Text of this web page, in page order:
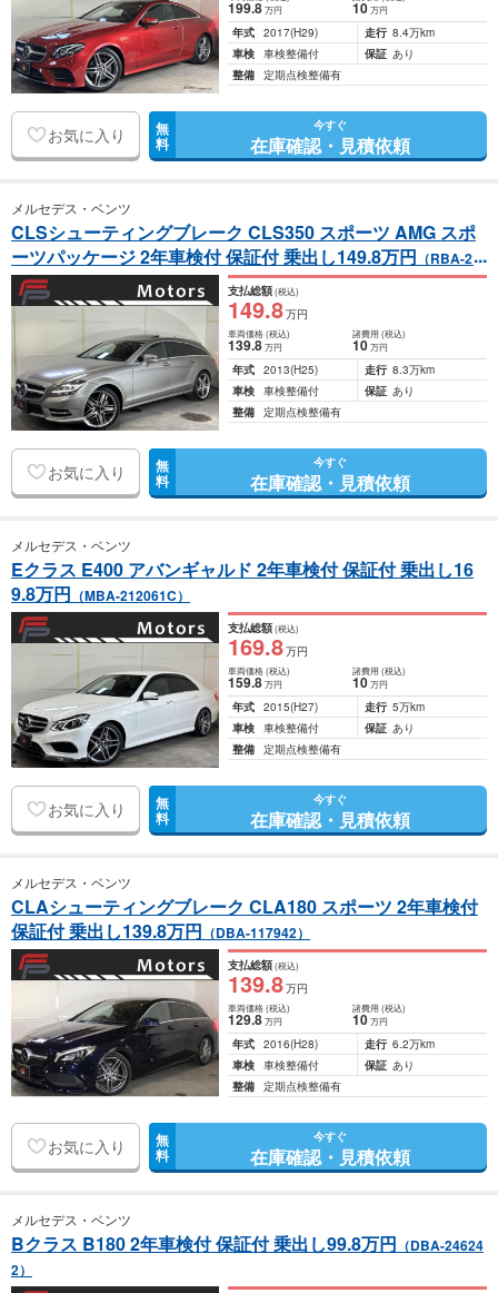
199.8万円 10 万円
年式 2017(H29) 走行 8.4万km
車検 車検整備付 保証 あり
整備 定期点検整備有
お気に入り 無
料
今すぐ
在庫確認・見積依頼
メルセデス・ベンツ
CLSシューティングブレーク CLS350 スポーツ AMG スポ
ーツパッケージ 2年車検付 保証付 乗出し149.8万円 （RBA-21
8959）
支払総額(税込)
149.8万円
車両価格(税込)
139.8万円
諸費用 (税込)
10 万円
年式 2013(H25) 走行 8.3万km
車検 車検整備付 保証 あり
整備 定期点検整備有
お気に入り 無
料
今すぐ
在庫確認・見積依頼
メルセデス・ベンツ
Eクラス E400 アバンギャルド 2年車検付 保証付 乗出し16
9.8万円 （MBA-212061C）
支払総額(税込)
169.8万円
車両価格(税込)
159.8万円
諸費用 (税込)
10 万円
年式 2015(H27) 走行 5万km
車検 車検整備付 保証 あり
整備 定期点検整備有
お気に入り 無
料
今すぐ
在庫確認・見積依頼
メルセデス・ベンツ
CLAシューティングブレーク CLA180 スポーツ 2年車検付
保証付 乗出し139.8万円 （DBA-117942）
支払総額(税込)
139.8万円
車両価格(税込)
129.8万円
諸費用 (税込)
10 万円
年式 2016(H28) 走行 6.2万km
車検 車検整備付 保証 あり
整備 定期点検整備有
お気に入り 無
料
今すぐ
在庫確認・見積依頼
メルセデス・ベンツ
Bクラス B180 2年車検付 保証付 乗出し99.8万円 （DBA-24624
2）